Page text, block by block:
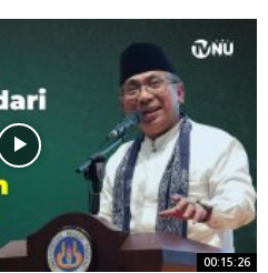
00:15:26